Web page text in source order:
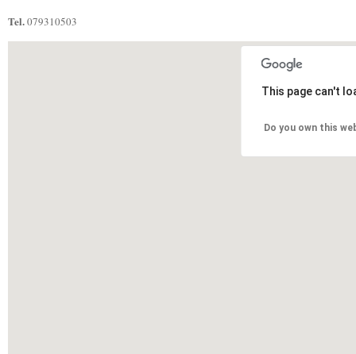
Tel.079310503
This page can't
Do you own this